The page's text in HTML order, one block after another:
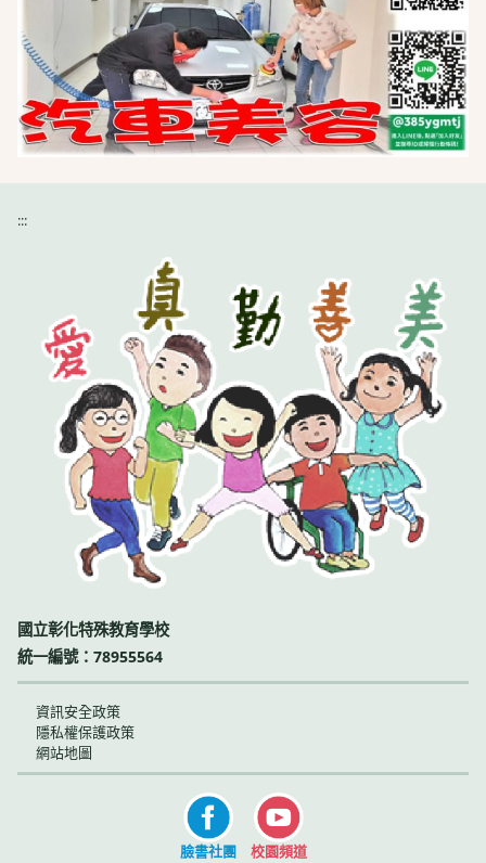
:::
國立彰化特殊教育學校
統一編號：78955564
資訊安全政策
隱私權保護政策
網站地圖
臉書社團 校園頻道